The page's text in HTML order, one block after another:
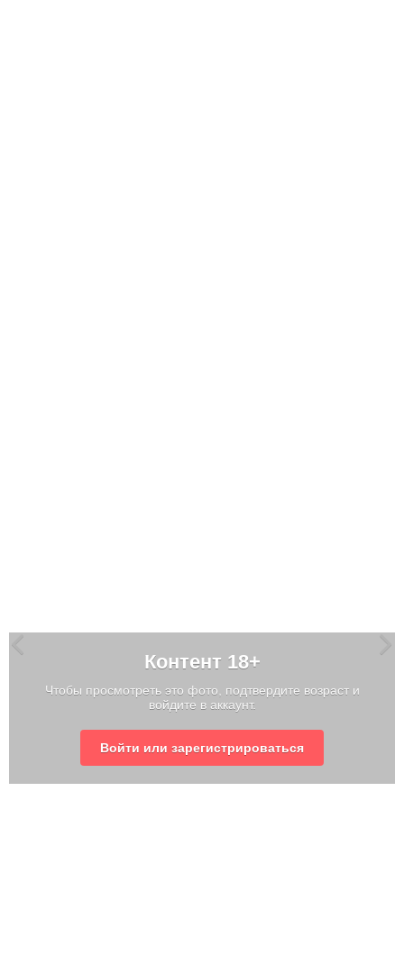
Контент 18+
Чтобы просмотреть это фото, подтвердите возраст и
войдите в аккаунт.
Войти или зарегистрироваться